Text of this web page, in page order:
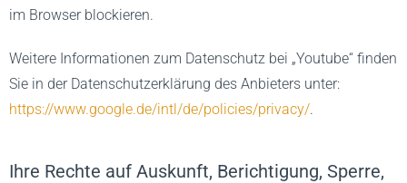
im Browser blockieren.
Weitere Informationen zum Datenschutz bei „Youtube“ finden
Sie in der Datenschutzerklärung des Anbieters unter:
https://www.google.de/intl/de/policies/privacy/.
Ihre Rechte auf Auskunft, Berichtigung, Sperre,